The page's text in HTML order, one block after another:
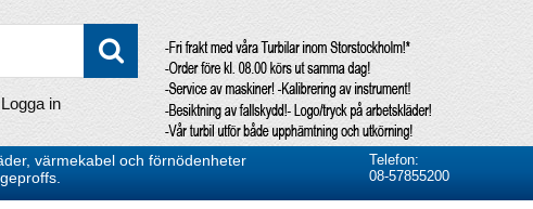
Logga in
värmekabel och förnödenheter
Telefon:
08-57855200